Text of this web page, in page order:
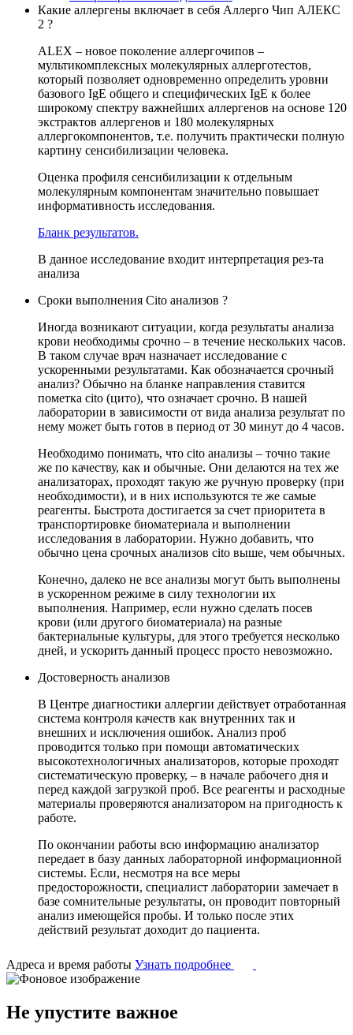
Какие аллергены включает в себя Аллерго Чип АЛЕКС
2 ?
ALEX – новое поколение аллергочипов –
мультикомплексных молекулярных аллерготестов,
который позволяет одновременно определить уровни
базового IgE общего и специфических IgE к более
широкому спектру важнейших аллергенов на основе 120
экстрактов аллергенов и 180 молекулярных
аллергокомпонентов, т.е. получить практически полную
картину сенсибилизации человека.
Оценка профиля сенсибилизации к отдельным
молекулярным компонентам значительно повышает
информативность исследования.
Бланк результатов.
В данное исследование входит интерпретация рез-та
анализа
Сроки выполнения Cito анализов ?
Иногда возникают ситуации, когда результаты анализа
крови необходимы срочно – в течение нескольких часов.
В таком случае врач назначает исследование с
ускоренными результатами. Как обозначается срочный
анализ? Обычно на бланке направления ставится
пометка cito (цито), что означает срочно. В нашей
лаборатории в зависимости от вида анализа результат по
нему может быть готов в период от 30 минут до 4 часов.
Необходимо понимать, что cito анализы – точно такие
же по качеству, как и обычные. Они делаются на тех же
анализаторах, проходят такую же ручную проверку (при
необходимости), и в них используются те же самые
реагенты. Быстрота достигается за счет приоритета в
транспортировке биоматериала и выполнении
исследования в лаборатории. Нужно добавить, что
обычно цена срочных анализов cito выше, чем обычных.
Конечно, далеко не все анализы могут быть выполнены
в ускоренном режиме в силу технологии их
выполнения. Например, если нужно сделать посев
крови (или другого биоматериала) на разные
бактериальные культуры, для этого требуется несколько
дней, и ускорить данный процесс просто невозможно.
Достоверность анализов
В Центре диагностики аллергии действует отработанная
система контроля качеств как внутренних так и
внешних и исключения ошибок. Анализ проб
проводится только при помощи автоматических
высокотехнологичных анализаторов, которые проходят
систематическую проверку, – в начале рабочего дня и
перед каждой загрузкой проб. Все реагенты и расходные
материалы проверяются анализатором на пригодность к
работе.
По окончании работы всю информацию анализатор
передает в базу данных лабораторной информационной
системы. Если, несмотря на все меры
предосторожности, специалист лаборатории замечает в
базе сомнительные результаты, он проводит повторный
анализ имеющейся пробы. И только после этих
действий результат доходит до пациента.
Адреса и время работы Узнать подробнее
Не упустите важное